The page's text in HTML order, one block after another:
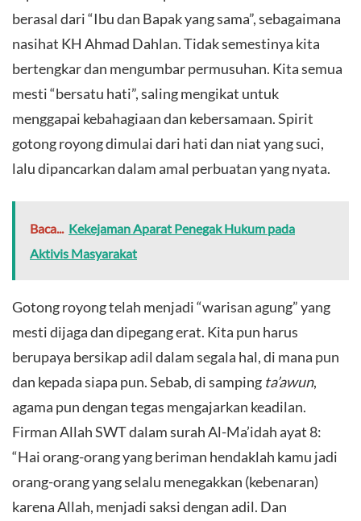
berasal dari “Ibu dan Bapak yang sama”, sebagaimana
nasihat KH Ahmad Dahlan. Tidak semestinya kita
bertengkar dan mengumbar permusuhan. Kita semua
mesti “bersatu hati”, saling mengikat untuk
menggapai kebahagiaan dan kebersamaan. Spirit
gotong royong dimulai dari hati dan niat yang suci,
lalu dipancarkan dalam amal perbuatan yang nyata.
Baca... Kekejaman Aparat Penegak Hukum pada
Aktivis Masyarakat
​Gotong royong telah menjadi “warisan agung” yang
mesti dijaga dan dipegang erat. Kita pun harus
berupaya bersikap adil dalam segala hal, di mana pun
dan kepada siapa pun. Sebab, di samping ta’awun,
agama pun dengan tegas mengajarkan keadilan.
Firman Allah SWT dalam surah Al-Ma’idah ayat 8:
“Hai orang-orang yang beriman hendaklah kamu jadi
orang-orang yang selalu menegakkan (kebenaran)
karena Allah, menjadi saksi dengan adil. Dan